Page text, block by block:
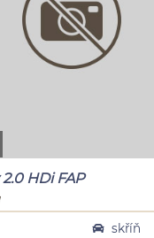
HDi FAP
skříň